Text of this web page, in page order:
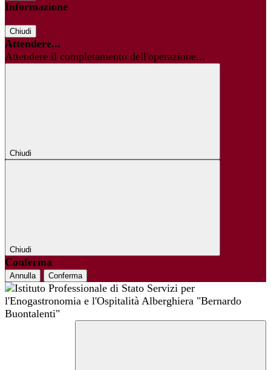
Informazione
Chiudi
Attendere...
Attendere il completamento dell'operazione...
Chiudi
Chiudi
Conferma
Annulla Conferma